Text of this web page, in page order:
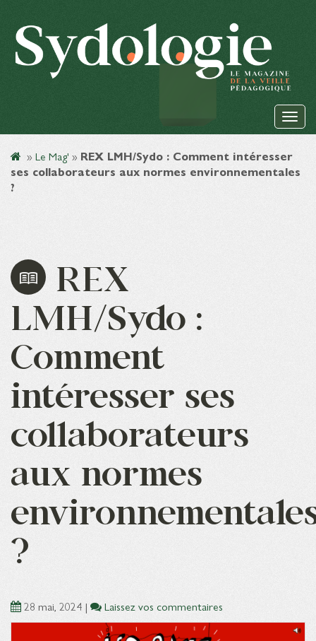
» Le Mag' » REX LMH/Sydo : Comment intéresser
ses collaborateurs aux normes environnementales
?
REX
LMH/Sydo :
Comment
intéresser ses
collaborateurs
aux normes
?
28 mai, 2024 | Laissez vos commentaires